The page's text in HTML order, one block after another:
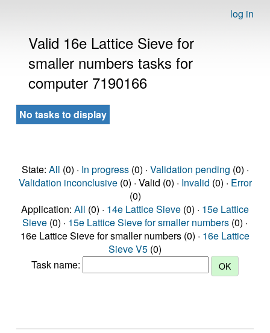
log in
Valid 16e Lattice Sieve for
smaller numbers tasks for
computer 7190166
No tasks to display
State: All (0) · In progress(0) · Validation pending (0) ·
Validation inconclusive(0) · Valid (0) · Invalid (0) · Error
(0)
Application: All (0) · 14e Lattice Sieve (0) · 15e Lattice
Sieve (0) · 15e Lattice Sieve for smaller numbers (0) ·
16e Lattice Sieve for smaller numbers (0) · 16e Lattice
Sieve V5 (0)
Task name: